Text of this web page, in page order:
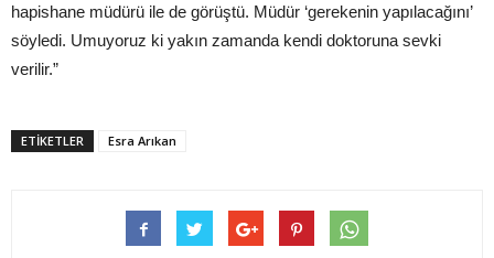
hapishane müdürü ile de görüştü. Müdür ‘gerekenin yapılacağını’
söyledi. Umuyoruz ki yakın zamanda kendi doktoruna sevki
verilir.”
ETIKETLER Esra Arıkan